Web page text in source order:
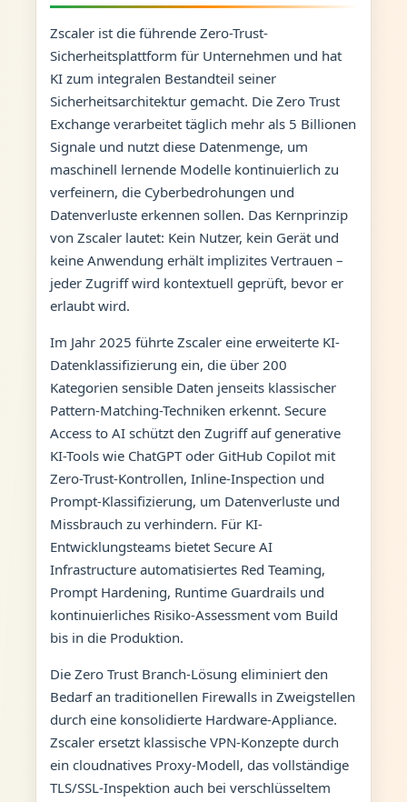
Zscaler ist die führende Zero-Trust-
Sicherheitsplattform für Unternehmen und hat
KI zum integralen Bestandteil seiner
Sicherheitsarchitektur gemacht. Die Zero Trust
Exchange verarbeitet täglich mehr als 5 Billionen
Signale und nutzt diese Datenmenge, um
maschinell lernende Modelle kontinuierlich zu
verfeinern, die Cyberbedrohungen und
Datenverluste erkennen sollen. Das Kernprinzip
von Zscaler lautet: Kein Nutzer, kein Gerät und
keine Anwendung erhält implizites Vertrauen –
jeder Zugriff wird kontextuell geprüft, bevor er
erlaubt wird.
Im Jahr 2025 führte Zscaler eine erweiterte KI-
Datenklassifizierung ein, die über 200
Kategorien sensible Daten jenseits klassischer
Pattern-Matching-Techniken erkennt. Secure
Access to AI schützt den Zugriff auf generative
KI-Tools wie ChatGPT oder GitHub Copilot mit
Zero-Trust-Kontrollen, Inline-Inspection und
Prompt-Klassifizierung, um Datenverluste und
Missbrauch zu verhindern. Für KI-
Entwicklungsteams bietet Secure AI
Infrastructure automatisiertes Red Teaming,
Prompt Hardening, Runtime Guardrails und
kontinuierliches Risiko-Assessment vom Build
bis in die Produktion.
Die Zero Trust Branch-Lösung eliminiert den
Bedarf an traditionellen Firewalls in Zweigstellen
durch eine konsolidierte Hardware-Appliance.
Zscaler ersetzt klassische VPN-Konzepte durch
ein cloudnatives Proxy-Modell, das vollständige
TLS/SSL-Inspektion auch bei verschlüsseltem